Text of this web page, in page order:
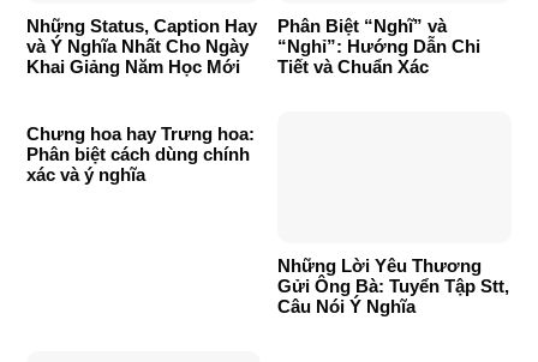
Những Status, Caption Hay
và Ý Nghĩa Nhất Cho Ngày
Khai Giảng Năm Học Mới
Phân Biệt “Nghĩ” và
“Nghỉ”: Hướng Dẫn Chi
Tiết và Chuẩn Xác
Chưng hoa hay Trưng hoa:
Phân biệt cách dùng chính
xác và ý nghĩa
Những Lời Yêu Thương
Gửi Ông Bà: Tuyển Tập Stt,
Câu Nói Ý Nghĩa